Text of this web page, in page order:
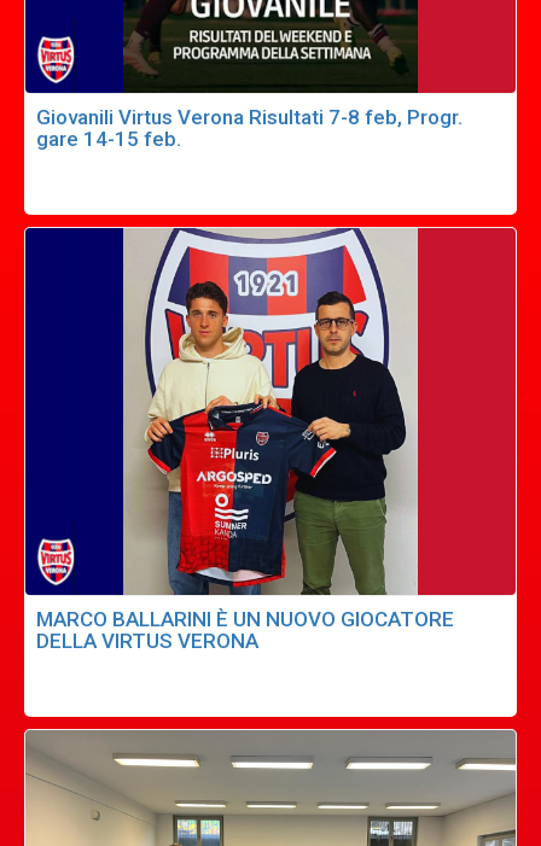
Giovanili Virtus Verona Risultati 7-8 feb, Progr.
gare 14-15 feb.
MARCO BALLARINI È UN NUOVO GIOCATORE
DELLA VIRTUS VERONA